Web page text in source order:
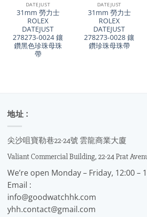
DATEJUST
31mm 勞力士
ROLEX
DATEJUST
278273-0024 鑲
鑽黑色珍珠母珠
帶
DATEJUST
31mm 勞力士
ROLEX
DATEJUST
278273-0028 鑲
鑽珍珠母珠帶
地址 :
尖沙咀寶勒巷22-24號 雲龍商業大廈
Valiant Commercial Building, 22-24 Prat
We’re open Monday – Friday, 12:00 –
Email :
info@goodwatchhk.com
yhh.contact@gmail.com